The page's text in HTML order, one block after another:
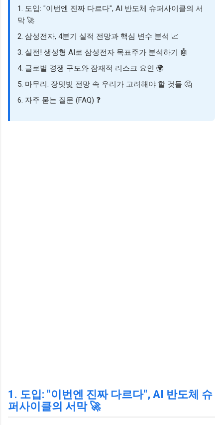
1. 도입: "이번엔 진짜 다르다", AI 반도체 슈퍼사이클의 서
막 🚀
2. 삼성전자, 4분기 실적 전망과 핵심 변수 분석 📈
3. 실전! 생성형 AI로 삼성전자 목표주가 분석하기 🤖
4. 글로벌 경쟁 구도와 잠재적 리스크 요인 🌍
5. 마무리: 장밋빛 전망 속 우리가 고려해야 할 것들 🤔
6. 자주 묻는 질문 (FAQ) ❓
1. 도입: "이번엔 진짜 다르다", AI 반도체 슈
퍼사이클의 서막 🚀